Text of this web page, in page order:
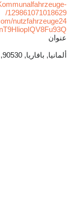
129861071018629/
nutzfahrzeuge24
عنوان
ألمانيا, بافاريا, 90530, Wendelstein, In der Lach 68